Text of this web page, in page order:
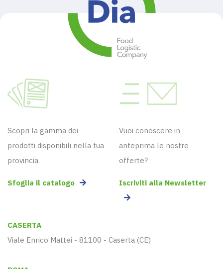
Scopri la gamma dei
prodotti disponibili nella tua
provincia.
Sfoglia il catalogo
Vuoi conoscere in
anteprima le nostre
offerte?
Iscriviti alla Newsletter
CASERTA
Viale Enrico Mattei - 81100 - Caserta (CE)